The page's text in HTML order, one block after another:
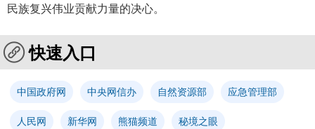
民族复兴伟业贡献力量的决心。
快速入口
中国政府网 中央网信办 自然资源部 应急管理部
人民网 新华网 熊猫频道 秘境之眼